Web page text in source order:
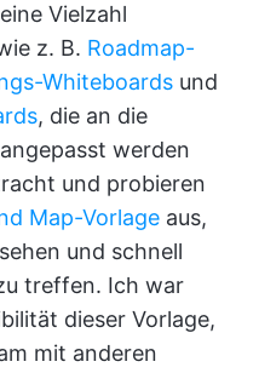
Vielzahl
z. B. Roadmap-
Whiteboards und
, die an die
werden
und probieren
Map-Vorlage aus,
und schnell
treffen. Ich war
dieser Vorlage,
mit anderen